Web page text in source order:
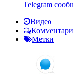
Telegram
Видео
Метки